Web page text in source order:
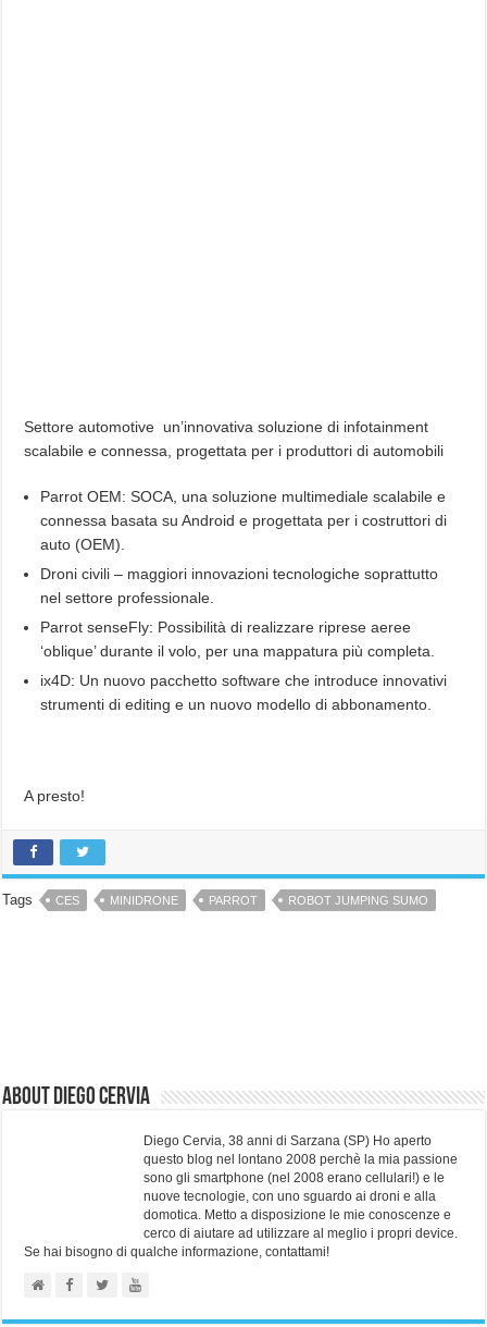
Settore automotive un’innovativa soluzione di infotainment
scalabile e connessa, progettata per i produttori di automobili
Parrot OEM: SOCA, una soluzione multimediale scalabile e
connessa basata su Android e progettata per i costruttori di
auto (OEM).
Droni civili – maggiori innovazioni tecnologiche soprattutto
nel settore professionale.
Parrot senseFly: Possibilità di realizzare riprese aeree
‘oblique’ durante il volo, per una mappatura più completa.
ix4D: Un nuovo pacchetto software che introduce innovativi
strumenti di editing e un nuovo modello di abbonamento.
A presto!
Tags CES MINIDRONE PARROT ROBOT JUMPING SUMO
About Diego Cervia
Diego Cervia, 38 anni di Sarzana (SP) Ho aperto
questo blog nel lontano 2008 perchè la mia passione
sono gli smartphone (nel 2008 erano cellulari!) e le
nuove tecnologie, con uno sguardo ai droni e alla
domotica. Metto a disposizione le mie conoscenze e
cerco di aiutare ad utilizzare al meglio i propri device.
Se hai bisogno di qualche informazione, contattami!